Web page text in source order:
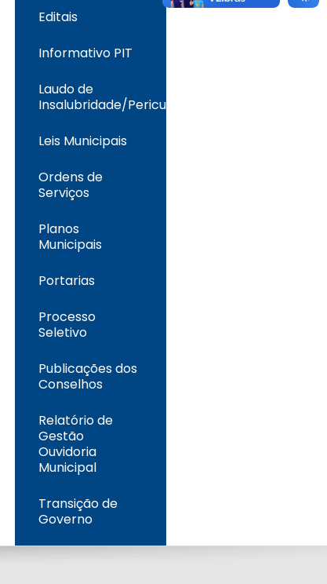
Editais
Informativo PIT
Laudo de
Insalubridade/Periculosidade
Leis Municipais
Ordens de
Serviços
Planos
Municipais
Portarias
Processo
Seletivo
Publicações dos
Conselhos
Relatório de
Gestão
Ouvidoria
Municipal
Transição de
Governo